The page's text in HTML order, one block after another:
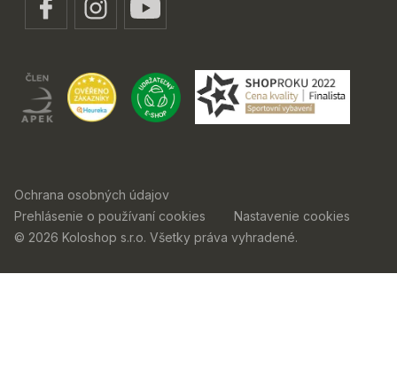
Ochrana osobných údajov
Prehlásenie o používaní cookies
Nastavenie cookies
© 2026 Koloshop s.r.o. Všetky práva vyhradené.